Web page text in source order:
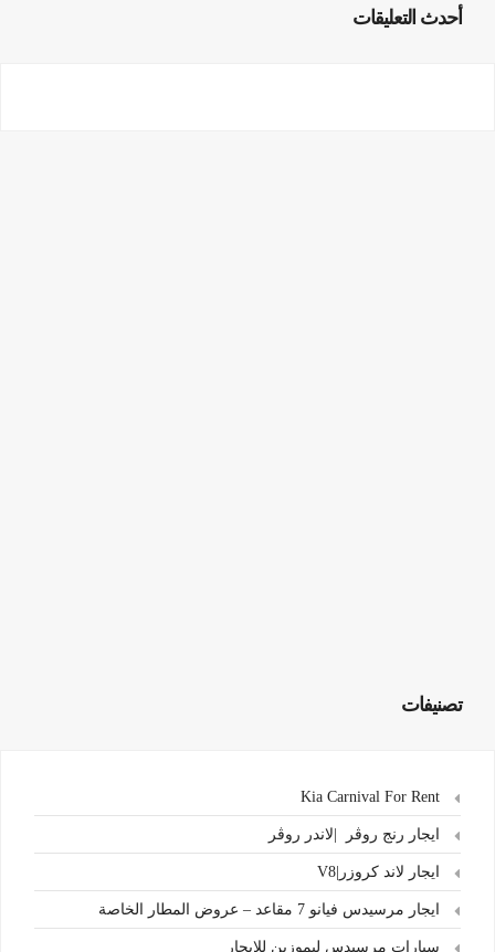
أحدث التعليقات
تصنيفات
ايجار رنج روڤر |لاندر روڤر
ايجار لاند كروزر|V8
ايجار مرسيدس فيانو 7 مقاعد – عروض المطار الخاصة
سيارات مرسيدس ليموزين للايجار